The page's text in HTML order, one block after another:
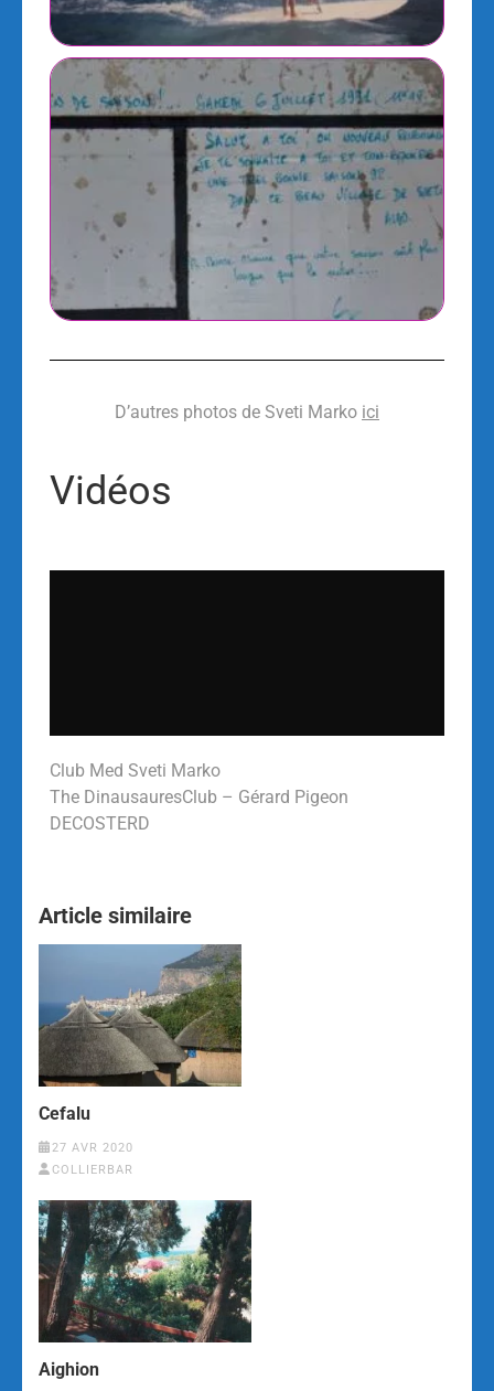
D’autres photos de Sveti Marko ici
Vidéos
Club Med Sveti Marko
The DinausauresClub – Gérard Pigeon
DECOSTERD
Article similaire
Cefalu
27 AVR 2020
COLLIERBAR
Aighion